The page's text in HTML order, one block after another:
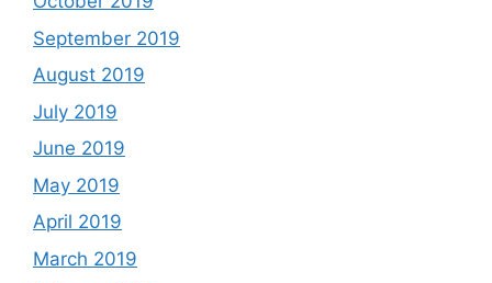
September 2019
August 2019
July 2019
June 2019
May 2019
April 2019
March 2019